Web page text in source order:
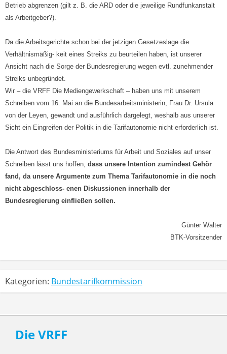
Betrieb abgrenzen (gilt z. B. die ARD oder die jeweilige Rundfunkanstalt
als Arbeitgeber?).
Da die Arbeitsgerichte schon bei der jetzigen Gesetzeslage die
Verhältnismäßig- keit eines Streiks zu beurteilen haben, ist unserer
Ansicht nach die Sorge der Bundesregierung wegen evtl. zunehmender
Streiks unbegründet.
Wir – die VRFF Die Mediengewerkschaft – haben uns mit unserem
Schreiben vom 16. Mai an die Bundesarbeitsministerin, Frau Dr. Ursula
von der Leyen, gewandt und ausführlich dargelegt, weshalb aus unserer
Sicht ein Eingreifen der Politik in die Tarifautonomie nicht erforderlich ist.
Die Antwort des Bundesministeriums für Arbeit und Soziales auf unser
Schreiben lässt uns hoffen, dass unsere Intention zumindest Gehör
fand, da unsere Argumente zum Thema Tarifautonomie in die noch
nicht abgeschloss- enen Diskussionen innerhalb der
Bundesregierung einfließen sollen.
Günter Walter
BTK-Vorsitzender
Kategorien: Bundestarifkommission
Die VRFF